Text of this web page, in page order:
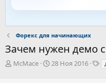
Форекс для начинающих
Зачем нужен демо
А
McMace
Д
28 Ноя 2016
Т